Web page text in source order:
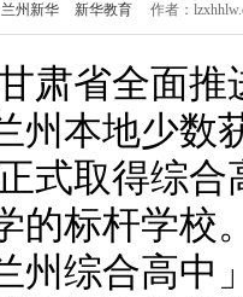
兰州新华 新华教育 作者：
省全面推
州本地少数
式取得综
的标杆学校
州综合高中